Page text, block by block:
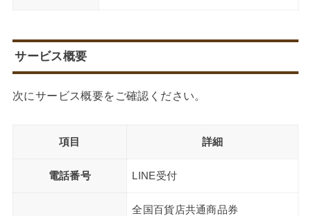
サービス概要
次にサービス概要をご確認ください。
項目 詳細
電話番号 LINE受付
全国百貨店共通商品券